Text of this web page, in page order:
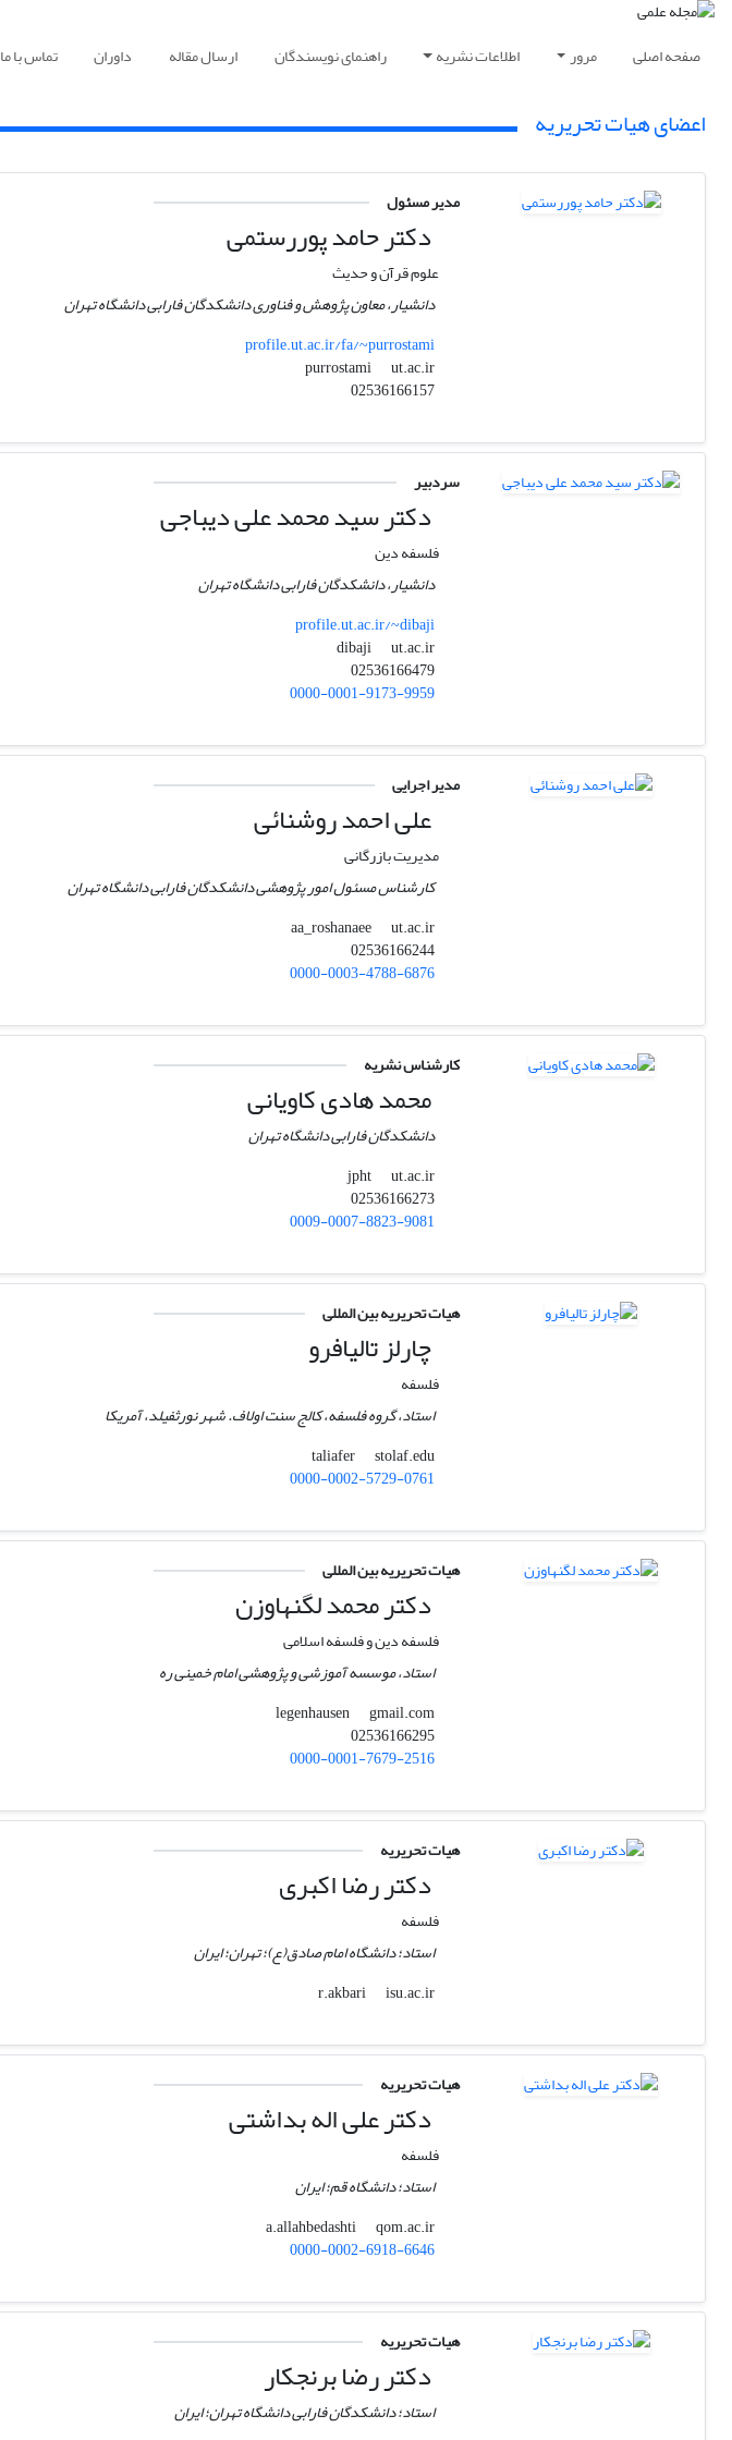
صفحه اصلی مرور اطلاعات نشریه راهنمای نویسندگان ارسال مقاله داوران تماس با ما
اعضای هیات تحریریه
مدیر مسئول
دکتر حامد پوررستمی
علوم قرآن و حدیث
دانشیار، معاون پژوهش و فناوری دانشکدگان فارابی دانشگاه تهران
profile.ut.ac.ir/fa/~purrostami
purrostami
ut.ac.ir
02536166157
سردبیر
دکتر سید محمد علی دیباجی
فلسفه دین
دانشیار، دانشکدگان فارابی دانشگاه تهران
profile.ut.ac.ir/~dibaji
dibaji
ut.ac.ir
02536166479
0000-0001-9173-9959
مدیر اجرایی
علی ‌احمد روشنائی
مدیریت بازرگانی
کارشناس مسئول امور پژوهشی دانشکدگان فارابی دانشگاه تهران
aa_roshanaee
ut.ac.ir
02536166244
0000-0003-4788-6876
کارشناس نشریه
محمد هادی کاویانی
دانشکدگان فارابی دانشگاه تهران
jpht
ut.ac.ir
02536166273
0009-0007-8823-9081
هیات تحریریه بین المللی
چارلز تالیافرو
فلسفه
استاد، گروه فلسفه، کالج سنت اولاف. شهر نورثفیلد، آمریکا
taliafer
stolaf.edu
0000-0002-5729-0761
هیات تحریریه بین المللی
دکتر محمد لگنهاوزن
فلسفه دین و فلسفه اسلامی
استاد، موسسه آموزشی و پژوهشی امام خمینی ره
legenhausen
gmail.com
02536166295
0000-0001-7679-2516
هیات تحریریه
دکتر رضا اکبری
فلسفه
استاد؛ دانشگاه امام صادق(ع)؛ تهران؛ ایران
r.akbari
isu.ac.ir
هیات تحریریه
دکتر علی اله بداشتی
فلسفه
استاد؛ دانشگاه قم؛ ایران
a.allahbedashti
qom.ac.ir
0000-0002-6918-6646
هیات تحریریه
دکتر رضا برنجکار
استاد؛ دانشکدگان فارابی دانشگاه تهران؛ ایران